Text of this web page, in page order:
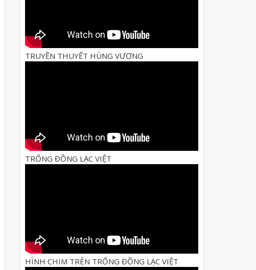
TRUYỀN THUYẾT HÙNG VƯƠNG
TRỐNG ĐỒNG LẠC VIỆT
HÌNH CHIM TRÊN TRỐNG ĐỒNG LẠC VIỆT